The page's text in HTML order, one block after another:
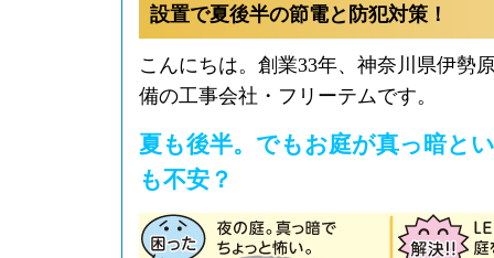
設置で夏後半の節電と防犯対策！
こんにちは。創業33年、神奈川県伊勢
備の工事会社・フリーテムです。
夏も後半。でもお庭が真っ暗と
も不安？